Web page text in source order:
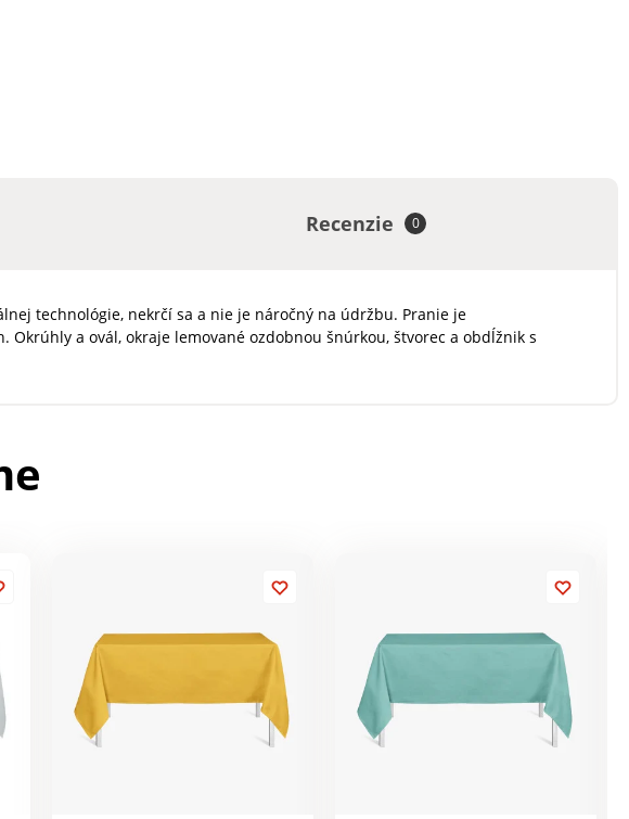
Recenzie 0
technológie, nekrčí sa a nie je náročný na údržbu. Pranie je
a ovál, okraje lemované ozdobnou šnúrkou, štvorec a obdĺžnik s